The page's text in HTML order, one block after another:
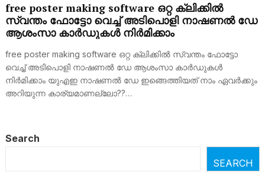
free poster making software ഒറ്റ ക്ലിക്കിൽ
സ്വന്തം ഫോട്ടോ വെച്ച് അടിപൊളി നാഷണൽ ഡേ
ആശംസാ കാർഡുകൾ നിർമിക്കാം
free poster making software ഒറ്റ ക്ലിക്കിൽ സ്വന്തം ഫോട്ടോ
വെച്ച് അടിപൊളി നാഷണൽ ഡേ ആശംസാ കാർഡുകൾ
നിർമിക്കാം യുഎഇ നാഷണൽ ഡേ ഇങ്ങെത്തിയത് നാം ഏവർക്കും
അറിയുന്ന കാര്യമാണല്ലോ??…
Search
SEARCH